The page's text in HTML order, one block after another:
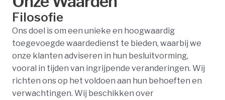
Filosofie
Ons doel is om een unieke en hoogwaardig
toegevoegde waardedienst te bieden, waarbij we
onze klanten adviseren in hun besluitvorming,
vooral in tijden van ingrijpende veranderingen. Wij
richten ons op het voldoen aan hun behoeften en
verwachtingen. Wij beschikken over